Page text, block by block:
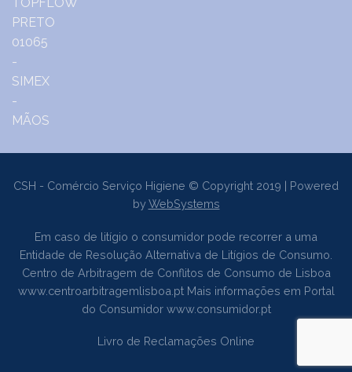
CSH - Comércio Serviço Higiene © Copyright 2019 | Powered
byWebSystems
Em caso de litígio o consumidor pode recorrer a uma
Entidade de Resolução Alternativa de Litígios de Consumo.
Centro de Arbitragem de Conflitos de Consumo de Lisboa
www.centroarbitragemlisboa.ptMais informações em Portal
do Consumidor www.consumidor.pt
Livro de Reclamações Online